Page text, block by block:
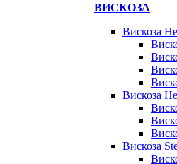
ВИСКОЗА
Вискоза
Вискоза
Вискоза